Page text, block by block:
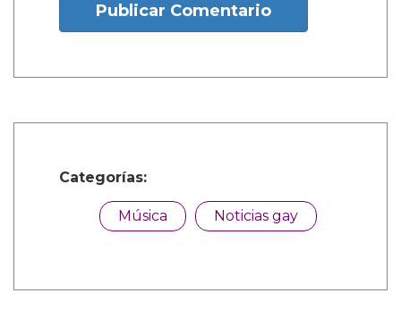
Publicar Comentario
Categorías:
Música Noticias gay